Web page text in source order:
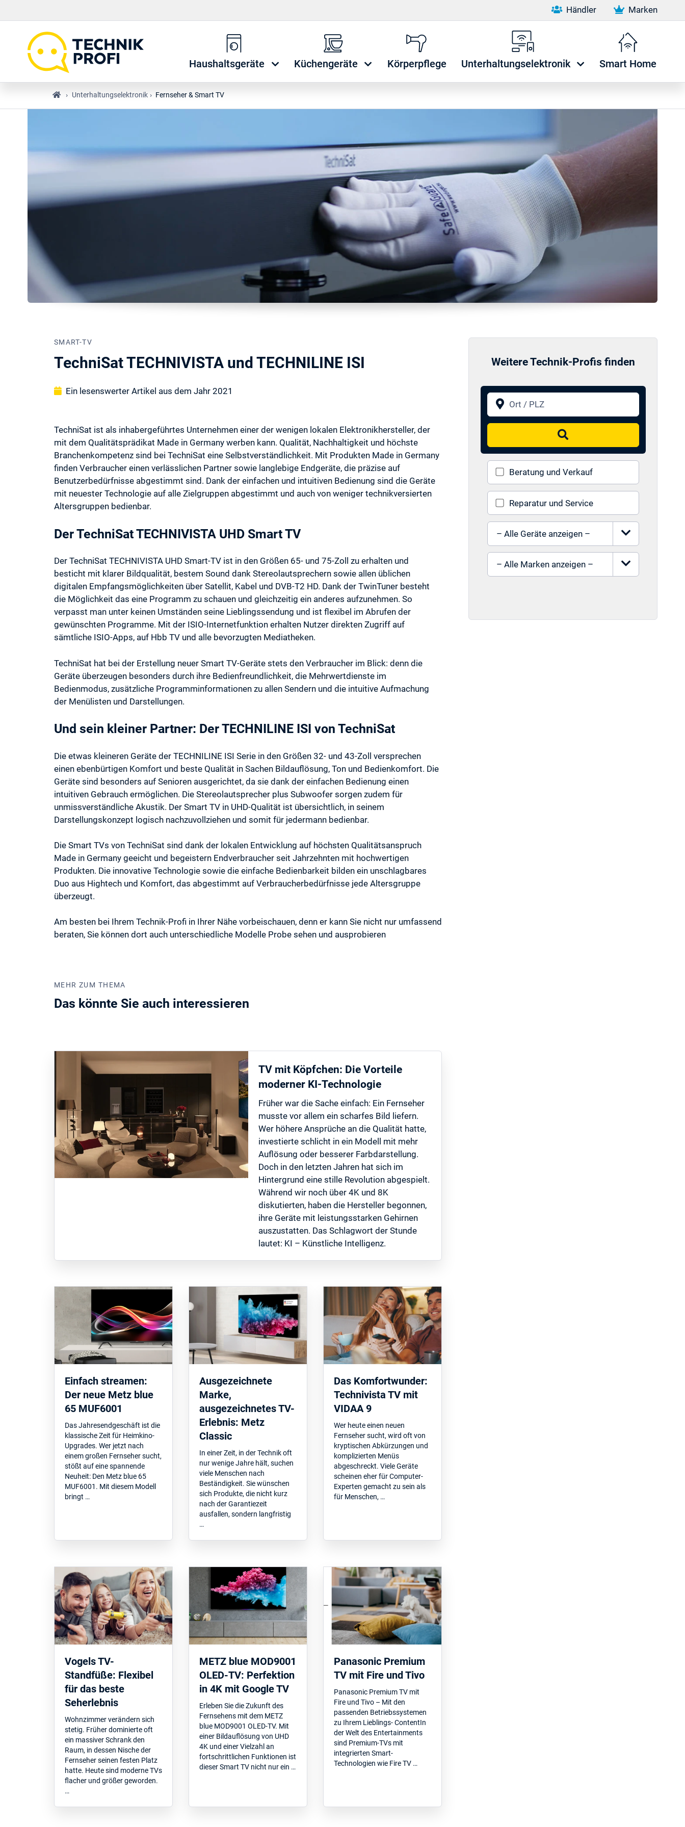
Händler Marken
Haushaltsgeräte Küchengeräte Körperpflege Unterhaltungselektronik Smart Home
› Unterhaltungselektronik › Fernseher & Smart TV
SMART-TV
TechniSat TECHNIVISTA und TECHNILINE ISI
Ein lesenswerter Artikel aus dem Jahr 2021
TechniSat ist als inhabergeführtes Unternehmen einer der wenigen lokalen Elektronikhersteller, der
mit dem Qualitätsprädikat Made in Germany werben kann. Qualität, Nachhaltigkeit und höchste
Branchenkompetenz sind bei TechniSat eine Selbstverständlichkeit. Mit Produkten Made in Germany
finden Verbraucher einen verlässlichen Partner sowie langlebige Endgeräte, die präzise auf
Benutzerbedürfnisse abgestimmt sind. Dank der einfachen und intuitiven Bedienung sind die Geräte
mit neuester Technologie auf alle Zielgruppen abgestimmt und auch von weniger technikversierten
Altersgruppen bedienbar.
Der TechniSat TECHNIVISTA UHD Smart TV
Der TechniSat TECHNIVISTA UHD Smart-TV ist in den Größen 65- und 75-Zoll zu erhalten und
besticht mit klarer Bildqualität, bestem Sound dank Stereolautsprechern sowie allen üblichen
digitalen Empfangsmöglichkeiten über Satellit, Kabel und DVB-T2 HD. Dank der TwinTuner besteht
die Möglichkeit das eine Programm zu schauen und gleichzeitig ein anderes aufzunehmen. So
verpasst man unter keinen Umständen seine Lieblingssendung und ist flexibel im Abrufen der
gewünschten Programme. Mit der ISIO-Internetfunktion erhalten Nutzer direkten Zugriff auf
sämtliche ISIO-Apps, auf Hbb TV und alle bevorzugten Mediatheken.
TechniSat hat bei der Erstellung neuer Smart TV-Geräte stets den Verbraucher im Blick: denn die
Geräte überzeugen besonders durch ihre Bedienfreundlichkeit, die Mehrwertdienste im
Bedienmodus, zusätzliche Programminformationen zu allen Sendern und die intuitive Aufmachung
der Menülisten und Darstellungen.
Und sein kleiner Partner: Der TECHNILINE ISI von TechniSat
Die etwas kleineren Geräte der TECHNILINE ISI Serie in den Größen 32- und 43-Zoll versprechen
einen ebenbürtigen Komfort und beste Qualität in Sachen Bildauflösung, Ton und Bedienkomfort. Die
Geräte sind besonders auf Senioren ausgerichtet, da sie dank der einfachen Bedienung einen
intuitiven Gebrauch ermöglichen. Die Stereolautsprecher plus Subwoofer sorgen zudem für
unmissverständliche Akustik. Der Smart TV in UHD-Qualität ist übersichtlich, in seinem
Darstellungskonzept logisch nachzuvollziehen und somit für jedermann bedienbar.
Die Smart TVs von TechniSat sind dank der lokalen Entwicklung auf höchsten Qualitätsanspruch
Made in Germany geeicht und begeistern Endverbraucher seit Jahrzehnten mit hochwertigen
Produkten. Die innovative Technologie sowie die einfache Bedienbarkeit bilden ein unschlagbares
Duo aus Hightech und Komfort, das abgestimmt auf Verbraucherbedürfnisse jede Altersgruppe
überzeugt.
Am besten bei Ihrem Technik-Profi in Ihrer Nähe vorbeischauen, denn er kann Sie nicht nur umfassend
beraten, Sie können dort auch unterschiedliche Modelle Probe sehen und ausprobieren
MEHR ZUM THEMA
Das könnte Sie auch interessieren
TV mit Köpfchen: Die Vorteile
moderner KI-Technologie
Früher war die Sache einfach: Ein Fernseher
musste vor allem ein scharfes Bild liefern.
Wer höhere Ansprüche an die Qualität hatte,
investierte schlicht in ein Modell mit mehr
Auflösung oder besserer Farbdarstellung.
Doch in den letzten Jahren hat sich im
Hintergrund eine stille Revolution abgespielt.
Während wir noch über 4K und 8K
diskutierten, haben die Hersteller begonnen,
ihre Geräte mit leistungsstarken Gehirnen
auszustatten. Das Schlagwort der Stunde
lautet: KI – Künstliche Intelligenz.
Einfach streamen:
Der neue Metz blue
65 MUF6001
Das Jahresendgeschäft ist die
klassische Zeit für Heimkino-
Upgrades. Wer jetzt nach
einem großen Fernseher sucht,
stößt auf eine spannende
Neuheit: Den Metz blue 65
MUF6001. Mit diesem Modell
bringt …
Ausgezeichnete
Marke,
ausgezeichnetes TV-
Erlebnis: Metz
Classic
In einer Zeit, in der Technik oft
nur wenige Jahre hält, suchen
viele Menschen nach
Beständigkeit. Sie wünschen
sich Produkte, die nicht kurz
nach der Garantiezeit
ausfallen, sondern langfristig
…
Das Komfortwunder:
Technivista TV mit
VIDAA 9
Wer heute einen neuen
Fernseher sucht, wird oft von
kryptischen Abkürzungen und
komplizierten Menüs
abgeschreckt. Viele Geräte
scheinen eher für Computer-
Experten gemacht zu sein als
für Menschen, …
Vogels TV-
Standfüße: Flexibel
für das beste
Seherlebnis
Wohnzimmer verändern sich
stetig. Früher dominierte oft
ein massiver Schrank den
Raum, in dessen Nische der
Fernseher seinen festen Platz
hatte. Heute sind moderne TVs
flacher und größer geworden.
…
METZ blue MOD9001
OLED-TV: Perfektion
in 4K mit Google TV
Erleben Sie die Zukunft des
Fernsehens mit dem METZ
blue MOD9001 OLED-TV. Mit
einer Bildauflösung von UHD
4K und einer Vielzahl an
fortschrittlichen Funktionen ist
dieser Smart TV nicht nur ein …
Panasonic Premium
TV mit Fire und Tivo
Panasonic Premium TV mit
Fire und Tivo – Mit den
passenden Betriebssystemen
zu Ihrem Lieblings- ContentIn
der Welt des Entertainments
sind Premium-TVs mit
integrierten Smart-
Technologien wie Fire TV …
Weitere Technik-Profis finden
Ort / PLZ
Suchen
Beratung und Verkauf
Reparatur und Service
Gerät auswählen
Marke auswählen